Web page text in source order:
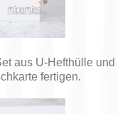
aus U-Hefthülle und
fertigen.